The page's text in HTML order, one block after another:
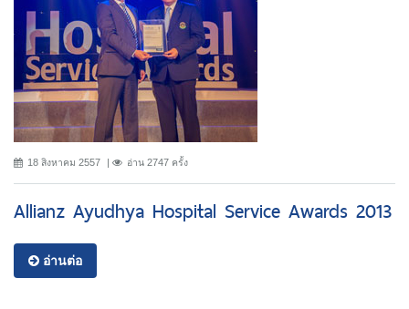
18 สิงหาคม 2557 อ่าน 2747 ครั้ง
Allianz Ayudhya Hospital Service Awards 2013
อ่านต่อ